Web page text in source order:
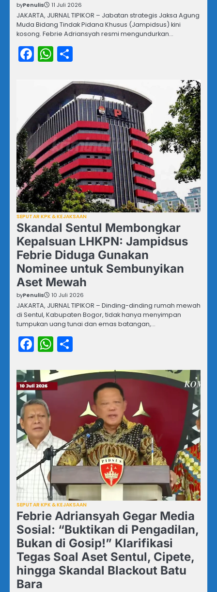
byPenulis 11 Juli 2026
JAKARTA, JURNAL TIPIKOR – Jabatan strategis Jaksa Agung
Muda Bidang Tindak Pidana Khusus (Jampidsus) kini
kosong. Febrie Adriansyah resmi mengundurkan…
Facebook
WhatsApp
SEPUTAR KPK & KEJAKSAAN
Skandal Sentul Membongkar
Kepalsuan LHKPN: Jampidsus
Febrie Diduga Gunakan
Nominee untuk Sembunyikan
Aset Mewah
byPenulis 10 Juli 2026
JAKARTA, JURNAL TIPIKOR – Dinding-dinding rumah mewah
di Sentul, Kabupaten Bogor, tidak hanya menyimpan
tumpukan uang tunai dan emas batangan,…
Facebook
WhatsApp
SEPUTAR KPK & KEJAKSAAN
Febrie Adriansyah Gegar Media
Sosial: “Buktikan di Pengadilan,
Bukan di Gosip!” Klarifikasi
Tegas Soal Aset Sentul, Cipete,
hingga Skandal Blackout Batu
Bara